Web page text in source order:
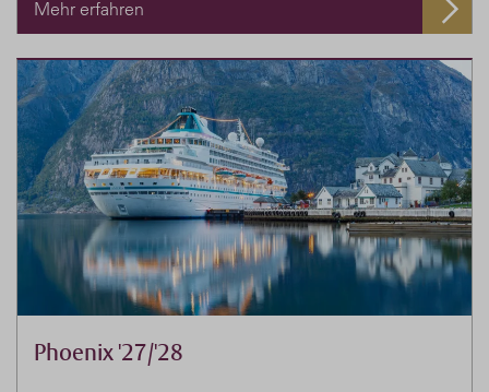
Mehr erfahren
Phoenix '27/'28